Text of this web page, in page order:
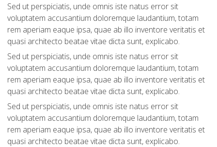
Sed ut perspiciatis, unde omnis iste natus error sit
voluptatem accusantium doloremque laudantium, totam
rem aperiam eaque ipsa, quae ab illo inventore veritatis et
quasi architecto beatae vitae dicta sunt, explicabo.
Sed ut perspiciatis, unde omnis iste natus error sit
voluptatem accusantium doloremque laudantium, totam
rem aperiam eaque ipsa, quae ab illo inventore veritatis et
quasi architecto beatae vitae dicta sunt, explicabo.
Sed ut perspiciatis, unde omnis iste natus error sit
voluptatem accusantium doloremque laudantium, totam
rem aperiam eaque ipsa, quae ab illo inventore veritatis et
quasi architecto beatae vitae dicta sunt, explicabo.